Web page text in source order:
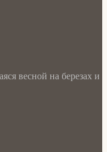
весной на березах и